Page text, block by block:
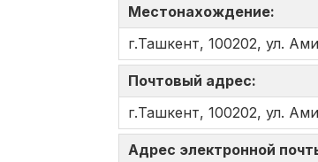
Местонахождение:
г.Ташкент, 100202, ул.
Почтовый адрес:
г.Ташкент, 100202, ул.
Адрес электронной